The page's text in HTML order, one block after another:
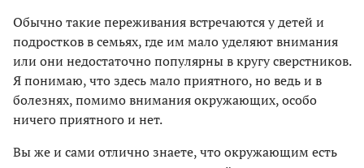
Обычно такие переживания встречаются у детей и
подростков в семьях, где им мало уделяют внимания
или они недостаточно популярны в кругу сверстников.
Я понимаю, что здесь мало приятного, но ведь и в
болезнях, помимо внимания окружающих, особо
ничего приятного и нет.
Вы же и сами отлично знаете, что окружающим есть